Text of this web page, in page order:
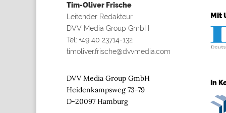
Tim-Oliver Frische
Leitender Redakteur
DVV Media Group GmbH
Tel: +49 40 23714-132
timoliver.frische@dvvmedia.com
DVV Media Group GmbH
Heidenkampsweg 73-79
D-20097 Hamburg
Mit
In